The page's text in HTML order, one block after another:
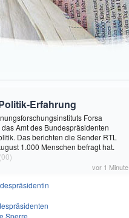
Erfahrung
Forsa
Amt des Bundespräsidenten
Das berichten die Sender RTL
1.000 Menschen befragt hat.
(00)
vor 1 Minute